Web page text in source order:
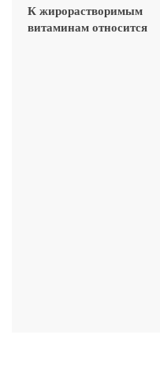
К жирорастворимым
витаминам относится